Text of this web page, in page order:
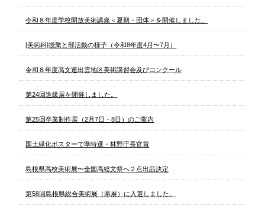
令和８年度学校開放美術講座＜夏期・団体＞を開催しました。
[美術科]授業と部活動の様子（令和8年度4月〜7月）
令和８年度高文連出雲地区美術講習会及びコンクール
第24回進級展を開催しました。
第25回卒業制作展（2月7日・8日）のご案内
国土緑化ポスターで準特選・林野庁長官賞
島根県高校美術展〜全国高総文祭へ２点出品決定
第58回島根県総合美術展（県展）に入選しました。